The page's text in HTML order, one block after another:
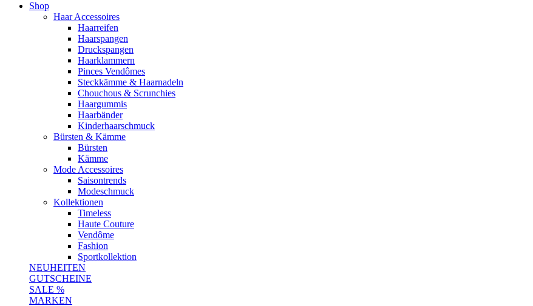
Shop
Haar Accessoires
Haarreifen
Haarspangen
Druckspangen
Haarklammern
Pinces Vendômes
Steckkämme & Haarnadeln
Chouchous & Scrunchies
Haargummis
Haarbänder
Kinderhaarschmuck
Bürsten & Kämme
Bürsten
Kämme
Mode Accessoires
Saisontrends
Modeschmuck
Kollektionen
Timeless
Haute Couture
Vendôme
Fashion
Sportkollektion
NEUHEITEN
GUTSCHEINE
SALE %
MARKEN